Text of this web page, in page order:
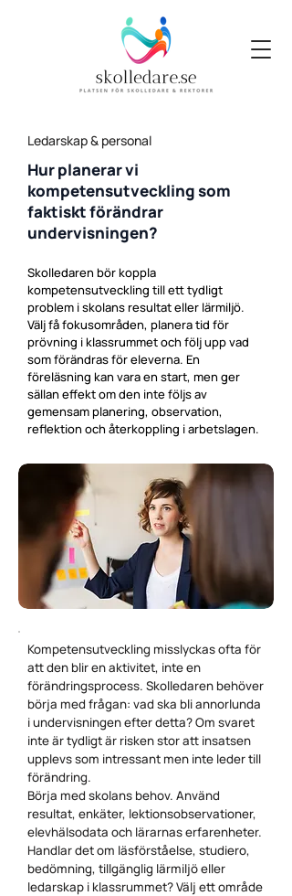
Ledarskap & personal
Hur planerar vi
kompetensutveckling som
faktiskt förändrar
undervisningen?
Skolledaren bör koppla
kompetensutveckling till ett tydligt
problem i skolans resultat eller lärmiljö.
Välj få fokusområden, planera tid för
prövning i klassrummet och följ upp vad
som förändras för eleverna. En
föreläsning kan vara en start, men ger
sällan effekt om den inte följs av
gemensam planering, observation,
reflektion och återkoppling i arbetslagen.
Kompetensutveckling misslyckas ofta för
att den blir en aktivitet, inte en
förändringsprocess. Skolledaren behöver
börja med frågan: vad ska bli annorlunda
i undervisningen efter detta? Om svaret
inte är tydligt är risken stor att insatsen
upplevs som intressant men inte leder till
förändring.
Börja med skolans behov. Använd
resultat, enkäter, lektionsobservationer,
elevhälsodata och lärarnas erfarenheter.
Handlar det om läsförståelse, studiero,
bedömning, tillgänglig lärmiljö eller
ledarskap i klassrummet? Välj ett område